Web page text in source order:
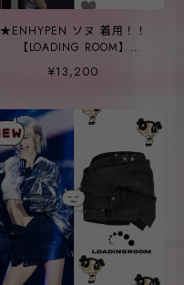
★ENHYPEN ソヌ 着用！！
【LOADING ROOM】
¥13,200